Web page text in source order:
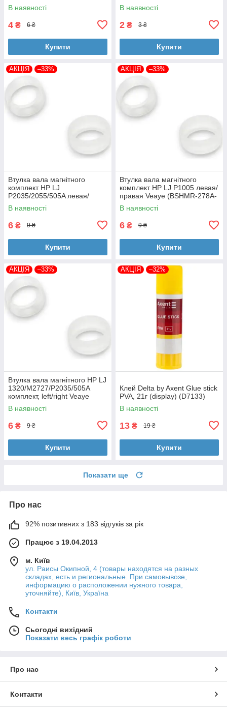
В наявності
4 ₴ 6 ₴
Купити
В наявності
2 ₴ 3 ₴
Купити
АКЦІЯ –33%
Втулка вала магнітного
комплект HP LJ
P2035/2055/505A левая/
правая Veaye (BSHMR-505A-
VE)
В наявності
6 ₴ 9 ₴
Купити
АКЦІЯ –33%
Втулка вала магнітного
комплект HP LJ P1005 левая/
правая Veaye (BSHMR-278A-
VE)
В наявності
6 ₴ 9 ₴
Купити
АКЦІЯ –33%
Втулка вала магнітного HP LJ
1320/M2727/P2035/505A
комплект, left/right Veaye
(BSHMR-505U-VE)
В наявності
6 ₴ 9 ₴
Купити
АКЦІЯ –32%
Клей Delta by Axent Glue stick
PVA, 21г (display) (D7133)
В наявності
13 ₴ 19 ₴
Купити
Показати ще
Про нас
92% позитивних з 183 відгуків за рік
Працює з 19.04.2013
м. Київ
ул. Раисы Окипной, 4 (товары находятся на разных
складах, есть и региональные. При самовывозе,
информацию о расположении нужного товара,
уточняйте), Київ, Україна
Контакти
Сьогодні вихідний
Показати весь графік роботи
Про нас
Контакти